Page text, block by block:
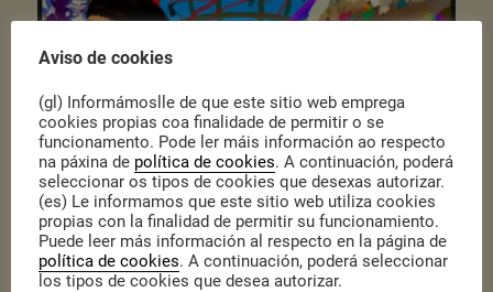
Publicado o 12 de Xaneiro de 2021|Actualidade
O II Encontro doGloboreuniu virtualmente a 80 persoas, que se
atoparon nun espazo común no que compartir micro – experiencias de
transformación social moi diversas.
Neste encontro houbo de todo: unhabenvida motivadora, palabras e
experienciasdende o outro lado do mundo,música
Aviso de cookies
(gl) Informámoslle de que este sitio web emprega
cookies propias coa finalidade de permitir o se
funcionamento. Pode ler máis información ao respecto
na páxina de política de cookies. A continuación, poderá
seleccionar os tipos de cookies que desexas autorizar.
(es) Le informamos que este sitio web utiliza cookies
propias con la finalidad de permitir su funcionamiento.
Puede leer más información al respecto en la página de
política de cookies. A continuación, poderá seleccionar
los tipos de cookies que desea autorizar.